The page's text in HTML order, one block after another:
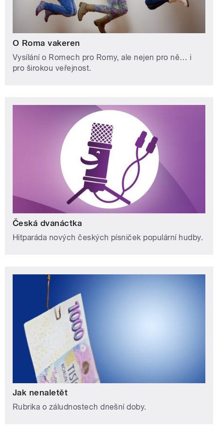
O Roma vakeren
Vysílání o Romech pro Romy, ale nejen pro ně… i
pro širokou veřejnost.
Česká dvanáctka
Hitparáda nových českých písniček populární hudby.
Jak nenaletět
Rubrika o záludnostech dnešní doby.